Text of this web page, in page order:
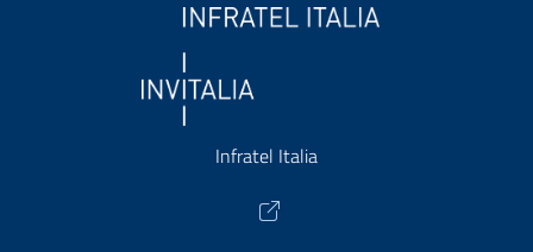
Infratel Italia